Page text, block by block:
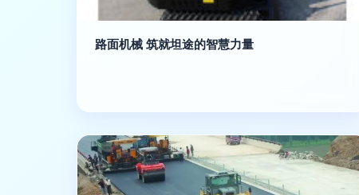
路面机械 筑就坦途的智慧力量